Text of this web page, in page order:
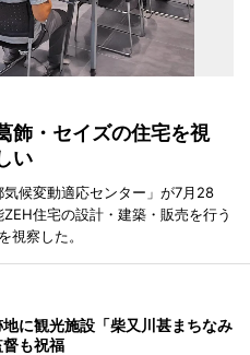
飾・セイズの住宅を視
い
候変動適応センター」が7月28
住宅の設計・建築・販売を行う
視察した。
に観光施設「柴又川甚まちなみ
も祝福